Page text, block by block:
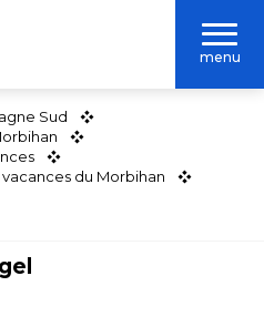
menu
Sud
du Morbihan